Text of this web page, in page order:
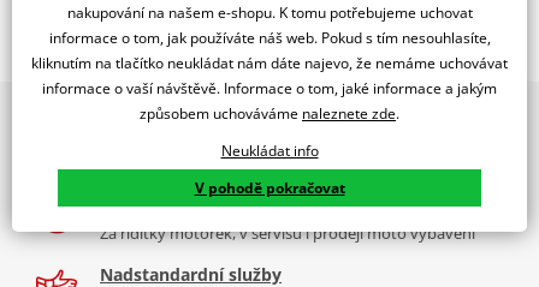
Popis a parametry
Jsme autorizovaný
dealer značky EK + SUPERSPROX
Řetězová sada - Řetěz EK, řada ZVX3, ve zlaté barvě, těsněný NX-
kroužkem. Ocelové kolečko a rozeta SUPERSPROX.
Řetěz 525 ZVX3
trhem je tenhle nejtužší, nejlehčí řetěz, zároveň s nejkvalitnějším
těsněním (NX kroužek). Tudíž i nejdéle vydrží. Jako jediný má navíc
2x multibrand showroom
9 značek motocyklů, servis, oblečení, doplňky i náhradní
díly, to vše v Praze a Liberci
Více než 30 let zkušeností
Za řídítky motorek, v servisu i prodeji moto vybavení
Nadstandardní služby
nakupování na našem e-shopu. K tomu potřebujeme uchovat
informace o tom, jak používáte náš web. Pokud s tím nesouhlasíte,
kliknutím na tlačítko neukládat nám dáte najevo, že nemáme uchovávat
informace o vaší návštěvě. Informace o tom, jaké informace a jakým
způsobem uchováváme naleznete zde.
Neukládat info
V pohodě pokračovat